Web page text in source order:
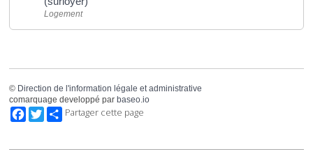
Logement
© Direction de l'information légale et administrative
comarquage developpé par baseo.io
Facebook
TwitterPartager cette page